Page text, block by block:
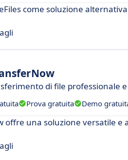
come soluzione
di file professionale
Prova gratuita Demo
offre una soluzione versatile